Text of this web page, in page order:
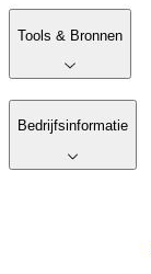
Tools & Bronnen
Bedrijfsinformatie